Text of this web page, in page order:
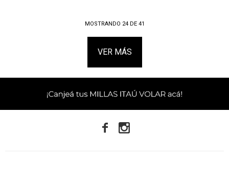
MOSTRANDO 24DE 41
VER MÁS
 